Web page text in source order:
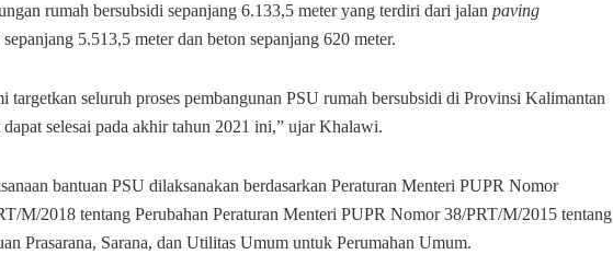
rumah bersubsidi sepanjang 6.133,5 meter yang terdiri dari jalan paving
sepanjang 5.513,5 meter dan beton sepanjang 620 meter.
targetkan seluruh proses pembangunan PSU rumah bersubsidi di Provinsi Kalimantan
dapat selesai pada akhir tahun 2021 ini,” ujar Khalawi.
bantuan PSU dilaksanakan berdasarkan Peraturan Menteri PUPR Nomor
M/2018 tentang Perubahan Peraturan Menteri PUPR Nomor 38/PRT/M/2015 tentang
Prasarana, Sarana, dan Utilitas Umum untuk Perumahan Umum.